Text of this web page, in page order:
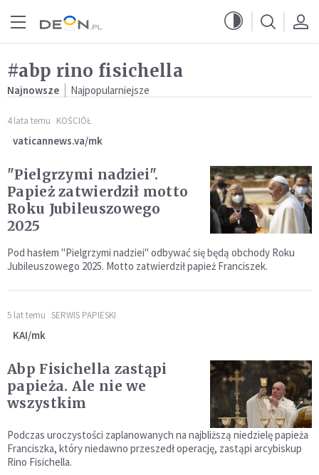
#abp rino fisichella
Najnowsze Najpopularniejsze
4 lata temu KOŚCIÓŁ
vaticannews.va/mk
"Pielgrzymi nadziei".
Papież zatwierdził motto
Roku Jubileuszowego
2025
Pod hasłem "Pielgrzymi nadziei" odbywać się będą obchody Roku
Jubileuszowego 2025. Motto zatwierdził papież Franciszek.
5 lat temu SERWIS PAPIESKI
KAI/mk
Abp Fisichella zastąpi
papieża. Ale nie we
wszystkim
Podczas uroczystości zaplanowanych na najbliższą niedzielę papieża
Franciszka, który niedawno przeszedł operację, zastąpi arcybiskup
Rino Fisichella.